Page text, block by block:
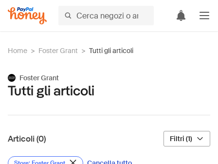
Home > Foster Grant > Tutti gli articoli
Foster Grant
Tutti gli articoli
Articoli (0) Filtri (1)